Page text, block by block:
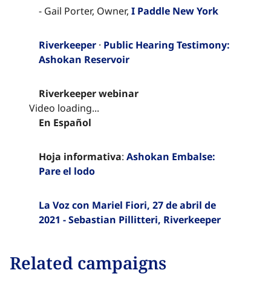
- Gail Porter, Owner, ​​​​‌ ‍ ​‍​‍‌‍ ‌ ​‍‌‍‍‌‌‍‌ ‌‍‍‌‌‍ ‍​‍​‍​ ‍‍​‍​‍‌ ​ ‌‍​‌‌‍ ‍‌‍‍‌‌ ‌​‌ ‍‌​‍ ‍‌‍‍‌‌‍ ​‍​‍​‍ ​​‍​‍‌‍‍​‌ ​‍‌‍‌‌‌‍‌‍​‍​‍​ ‍‍​‍​‍‌‍‍​‌ ‌​‌ ‌​‌ ​​‌ ​ ​ ‍‍​‍ ​‍ ‌‍​ ‌‍ ‌‌ ​ ​‍ ‍‌‍ ‌‌‍​‌‌‍‍‌‌‍ ‍​‍ ‍​ ​‍​ ​​​ ​‍​ ‌​‌ ​‍‌‍‌‌‌‍‌​‌‍‌‌‌ ​ ‌‍‍‌‌‍‌ ‌‍ ‍​‍ ‍‌ ​‍‌‍‍‌‌ ‌‍‌‍‌‌‌ ​‍‌‍‍ ‌‍‌‌‌‍‌‌‌ ​​‌‍‌‌‌ ​‍​‍ ‍‌‍ ‌ ​‍‌‍‌ ​‍ ‌‍‍‌‌‍ ‍‌ ‌​‌‍‌‌‌‍ ‍‌ ‌​​‍ ‌‍‌‌‌‍‌​‌‍‍‌‌ ‌​​‍ ‌‍ ‌‌‍ ‌‍‌​‌‍‌‌​ ‌‌ ​​‌ ​‍‌‍‌‌‌ ​ ‌‍‌‌‌‍ ‍‌ ‌​‌‍​‌‌ ‌​‌‍‍‌‌‍ ‌‍ ‍​ ‍ ‌‍‍‌‌‍‌​​ ‌​ ‌ ​ ​‌​ ​‌​ ​‌​ ​ ‌‍​‌​ ​​​ ​ ​‍ ‌​ ​‌​ ‌​​ ‌‌‌‍​ ​‍ ‌​ ‌​‌‍​‍​ ‌‌​ ‌ ​‍ ‌‌‍​‍​ ​​​ ‌‍‌‍​ ​‍ ‌​ ​​​ ‌ ​ ‌‌​ ​​​ ‍‌​ ​ ​ ​‍‌‍‌‍​ ​​​ ‍‌​ ​‌‌‍​‌​ ‍ ‌ ‌​‌ ‍‌‌ ​​‌‍‌‌​ ‌‌‍​‌‌ ​‍‌ ‌​‌‍‍‌‌‍​ ‌‍ ​‌‍‌‌​ ‍ ‌ ​​‌‍​‌‌ ‌​‌‍‍​​ ‌‌‍​ ‌‍ ‌‍ ‍‌ ‌​‌‍‌‌‌‍ ‍‌ ‌​​‍‌‌​ ‌‌‌​​‍‌‌ ‌‍‍ ‌‍‌‌‌ ‍‌​‍‌‌​ ​ ‌​‌​​‍‌‌​ ​ ‌​‌​​‍‌‌​ ​‍​ ​‍‌‍‌‌‌‍​ ​ ‍​​ ‌ ‌‍​‌​ ​‍‌‍‌​​ ​ ​ ‌​​ ‍‌​ ‌ ​ ‍​​‍‌‌​ ​‍​ ​‍​‍‌‌​ ‌‌‌​‌​​‍ ‍‌‍​ ‌‍‍​‌‍‍‌‌‍ ​‌‍‌​‌ ​‍‌‍‌‌‌‍ ‍​‍‌‌​ ‌‌‌​​‍‌‌ ‌‍‍ ‌‍‌‌‌ ‍‌​‍‌‌​ ​ ‌​‌​​‍‌‌​ ​ ‌​‌​​‍‌‌​ ​‍​ ​‍‌‍‌‌‌‍​ ​ ‍​​ ‌ ‌‍​‌​ ​‍‌‍‌​​ ​ ​ ‌​​ ‍‌​ ‌ ​ ‍​​ ​​​‍‌‌​ ​‍​ ​‍​‍‌‌​ ‌‌‌​‌​​‍ ‍‌ ‌​‌‍‌‌‌ ‍​‌ ‌​​ ‌‍​‍‌‍​‌‌ ​ ‌‍‌‌‌‌‌‌‌ ​‍‌‍ ​​ ‌‌‍‍​‌ ‌​‌ ‌​‌ ​​‌ ​ ​‍‌‌​ ​ ‌​​‌​‍‌‌​ ​‍‌​‌‍​‍‌‌​ ​‍‌​‌‍‌‍​ ‌‍ ‌‌ ​ ​‍ ‍‌‍ ‌‌‍​‌‌‍‍‌‌‍ ‍​‍ ‍​ ​‍​ ​​​ ​‍​ ‌​‌ ​‍‌‍‌‌‌‍‌​‌‍‌‌‌ ​ ‌‍‍‌‌‍‌ ‌‍ ‍​‍ ‍‌ ​‍‌‍‍‌‌ ‌‍‌‍‌‌‌ ​‍‌‍‍ ‌‍‌‌‌‍‌‌‌ ​​‌‍‌‌‌ ​‍​‍ ‍‌‍ ‌ ​‍‌‍‌ ​‍‌‍‌‍‍‌‌‍‌​​ ‌​ ‌ ​ ​‌​ ​‌​ ​‌​ ​ ‌‍​‌​ ​​​ ​ ​‍ ‌​ ​‌​ ‌​​ ‌‌‌‍​ ​‍ ‌​ ‌​‌‍​‍​ ‌‌​ ‌ ​‍ ‌‌‍​‍​ ​​​ ‌‍‌‍​ ​‍ ‌​ ​​​ ‌ ​ ‌‌​ ​​​ ‍‌​ ​ ​ ​‍‌‍‌‍​ ​​​ ‍‌​ ​‌‌‍​‌​‍‌‍‌ ‌​‌ ‍‌‌ ​​‌‍‌‌​ ‌‌‍​‌‌ ​‍‌ ‌​‌‍‍‌‌‍​ ‌‍ ​‌‍‌‌​‍‌‍‌ ​​‌‍​‌‌ ‌​‌‍‍​​ ‌‌‍​ ‌‍ ‌‍ ‍‌ ‌​‌‍‌‌‌‍ ‍‌ ‌​​‍‌‌​ ‌‌‌​​‍‌‌ ‌‍‍ ‌‍‌‌‌ ‍‌​‍‌‌​ ​ ‌​‌​​‍‌‌​ ​ ‌​‌​​‍‌‌​ ​‍​ ​‍‌‍‌‌‌‍​ ​ ‍​​ ‌ ‌‍​‌​ ​‍‌‍‌​​ ​ ​ ‌​​ ‍‌​ ‌ ​ ‍​​‍‌‌​ ​‍​ ​‍​‍‌‌​ ‌‌‌​‌​​‍ ‍‌‍​ ‌‍‍​‌‍‍‌‌‍ ​‌‍‌​‌ ​‍‌‍‌‌‌‍ ‍​‍‌‌​ ‌‌‌​​‍‌‌ ‌‍‍ ‌‍‌‌‌ ‍‌​‍‌‌​ ​ ‌​‌​​‍‌‌​ ​ ‌​‌​​‍‌‌​ ​‍​ ​‍‌‍‌‌‌‍​ ​ ‍​​ ‌ ‌‍​‌​ ​‍‌‍‌​​ ​ ​ ‌​​ ‍‌​ ‌ ​ ‍​​ ​​​‍‌‌​ ​‍​ ​‍​‍‌‌​ ‌‌‌​‌​​‍ ‍‌ ‌​‌‍‌‌‌ ‍​‌ ‌​​‍‌‍‌ ​​‌‍‌‌‌ ​‍‌ ​ ‌ ​​‌‍‌‌‌‍​ ‌ ‌​‌‍‍‌‌ ‌‍‌‍‌‌​ ‌‌ ​​‌ ‌‌‌‍​‍‌‍ ​‌‍‍‌‌ ​ ‌‍‍​‌‍‌‌‌‍‌​​‍​‍‌ ‌ I Paddle New York​​​​‌ ‍ ​‍​‍‌‍ ‌ ​‍‌‍‍‌‌‍‌ ‌‍‍‌‌‍ ‍​‍​‍​ ‍‍​‍​‍‌ ​ ‌‍​‌‌‍ ‍‌‍‍‌‌ ‌​‌ ‍‌​‍ ‍‌‍‍‌‌‍ ​‍​‍​‍ ​​‍​‍‌‍‍​‌ ​‍‌‍‌‌‌‍‌‍​‍​‍​ ‍‍​‍​‍‌‍‍​‌ ‌​‌ ‌​‌ ​​‌ ​ ​ ‍‍​‍ ​‍ ‌‍​ ‌‍ ‌‌ ​ ​‍ ‍‌‍ ‌‌‍​‌‌‍‍‌‌‍ ‍​‍ ‍​ ​‍​ ​​​ ​‍​ ‌​‌ ​‍‌‍‌‌‌‍‌​‌‍‌‌‌ ​ ‌‍‍‌‌‍‌ ‌‍ ‍​‍ ‍‌ ​‍‌‍‍‌‌ ‌‍‌‍‌‌‌ ​‍‌‍‍ ‌‍‌‌‌‍‌‌‌ ​​‌‍‌‌‌ ​‍​‍ ‍‌‍ ‌ ​‍‌‍‌ ​‍ ‌‍‍‌‌‍ ‍‌ ‌​‌‍‌‌‌‍ ‍‌ ‌​​‍ ‌‍‌‌‌‍‌​‌‍‍‌‌ ‌​​‍ ‌‍ ‌‌‍ ‌‍‌​‌‍‌‌​ ‌‌ ​​‌ ​‍‌‍‌‌‌ ​ ‌‍‌‌‌‍ ‍‌ ‌​‌‍​‌‌ ‌​‌‍‍‌‌‍ ‌‍ ‍​ ‍ ‌‍‍‌‌‍‌​​ ‌​ ‌ ​ ​‌​ ​‌​ ​‌​ ​ ‌‍​‌​ ​​​ ​ ​‍ ‌​ ​‌​ ‌​​ ‌‌‌‍​ ​‍ ‌​ ‌​‌‍​‍​ ‌‌​ ‌ ​‍ ‌‌‍​‍​ ​​​ ‌‍‌‍​ ​‍ ‌​ ​​​ ‌ ​ ‌‌​ ​​​ ‍‌​ ​ ​ ​‍‌‍‌‍​ ​​​ ‍‌​ ​‌‌‍​‌​ ‍ ‌ ‌​‌ ‍‌‌ ​​‌‍‌‌​ ‌‌‍​‌‌ ​‍‌ ‌​‌‍‍‌‌‍​ ‌‍ ​‌‍‌‌​ ‍ ‌ ​​‌‍​‌‌ ‌​‌‍‍​​ ‌‌‍​ ‌‍ ‌‍ ‍‌ ‌​‌‍‌‌‌‍ ‍‌ ‌​​‍‌‌​ ‌‌‌​​‍‌‌ ‌‍‍ ‌‍‌‌‌ ‍‌​‍‌‌​ ​ ‌​‌​​‍‌‌​ ​ ‌​‌​​‍‌‌​ ​‍​ ​‍‌‍‌‌‌‍​ ​ ‍​​ ‌ ‌‍​‌​ ​‍‌‍‌​​ ​ ​ ‌​​ ‍‌​ ‌ ​ ‍​​‍‌‌​ ​‍​ ​‍​‍‌‌​ ‌‌‌​‌​​‍ ‍‌‍​ ‌‍‍​‌‍‍‌‌‍ ​‌‍‌​‌ ​‍‌‍‌‌‌‍ ‍​‍‌‌​ ‌‌‌​​‍‌‌ ‌‍‍ ‌‍‌‌‌ ‍‌​‍‌‌​ ​ ‌​‌​​‍‌‌​ ​ ‌​‌​​‍‌‌​ ​‍​ ​‍‌‍‌‌‌‍​ ​ ‍​​ ‌ ‌‍​‌​ ​‍‌‍‌​​ ​ ​ ‌​​ ‍‌​ ‌ ​ ‍​​ ​‌​‍‌‌​ ​‍​ ​‍​‍‌‌​ ‌‌‌​‌​​‍ ‍‌ ‌​‌‍‌‌‌ ‍​‌ ‌​​ ‌‍​‍‌‍​‌‌ ​ ‌‍‌‌‌‌‌‌‌ ​‍‌‍ ​​ ‌‌‍‍​‌ ‌​‌ ‌​‌ ​​‌ ​ ​‍‌‌​ ​ ‌​​‌​‍‌‌​ ​‍‌​‌‍​‍‌‌​ ​‍‌​‌‍‌‍​ ‌‍ ‌‌ ​ ​‍ ‍‌‍ ‌‌‍​‌‌‍‍‌‌‍ ‍​‍ ‍​ ​‍​ ​​​ ​‍​ ‌​‌ ​‍‌‍‌‌‌‍‌​‌‍‌‌‌ ​ ‌‍‍‌‌‍‌ ‌‍ ‍​‍ ‍‌ ​‍‌‍‍‌‌ ‌‍‌‍‌‌‌ ​‍‌‍‍ ‌‍‌‌‌‍‌‌‌ ​​‌‍‌‌‌ ​‍​‍ ‍‌‍ ‌ ​‍‌‍‌ ​‍‌‍‌‍‍‌‌‍‌​​ ‌​ ‌ ​ ​‌​ ​‌​ ​‌​ ​ ‌‍​‌​ ​​​ ​ ​‍ ‌​ ​‌​ ‌​​ ‌‌‌‍​ ​‍ ‌​ ‌​‌‍​‍​ ‌‌​ ‌ ​‍ ‌‌‍​‍​ ​​​ ‌‍‌‍​ ​‍ ‌​ ​​​ ‌ ​ ‌‌​ ​​​ ‍‌​ ​ ​ ​‍‌‍‌‍​ ​​​ ‍‌​ ​‌‌‍​‌​‍‌‍‌ ‌​‌ ‍‌‌ ​​‌‍‌‌​ ‌‌‍​‌‌ ​‍‌ ‌​‌‍‍‌‌‍​ ‌‍ ​‌‍‌‌​‍‌‍‌ ​​‌‍​‌‌ ‌​‌‍‍​​ ‌‌‍​ ‌‍ ‌‍ ‍‌ ‌​‌‍‌‌‌‍ ‍‌ ‌​​‍‌‌​ ‌‌‌​​‍‌‌ ‌‍‍ ‌‍‌‌‌ ‍‌​‍‌‌​ ​ ‌​‌​​‍‌‌​ ​ ‌​‌​​‍‌‌​ ​‍​ ​‍‌‍‌‌‌‍​ ​ ‍​​ ‌ ‌‍​‌​ ​‍‌‍‌​​ ​ ​ ‌​​ ‍‌​ ‌ ​ ‍​​‍‌‌​ ​‍​ ​‍​‍‌‌​ ‌‌‌​‌​​‍ ‍‌‍​ ‌‍‍​‌‍‍‌‌‍ ​‌‍‌​‌ ​‍‌‍‌‌‌‍ ‍​‍‌‌​ ‌‌‌​​‍‌‌ ‌‍‍ ‌‍‌‌‌ ‍‌​‍‌‌​ ​ ‌​‌​​‍‌‌​ ​ ‌​‌​​‍‌‌​ ​‍​ ​‍‌‍‌‌‌‍​ ​ ‍​​ ‌ ‌‍​‌​ ​‍‌‍‌​​ ​ ​ ‌​​ ‍‌​ ‌ ​ ‍​​ ​‌​‍‌‌​ ​‍​ ​‍​‍‌‌​ ‌‌‌​‌​​‍ ‍‌ ‌​‌‍‌‌‌ ‍​‌ ‌​​‍‌‍‌ ​​‌‍‌‌‌ ​‍‌ ​ ‌ ​​‌‍‌‌‌‍​ ‌ ‌​‌‍‍‌‌ ‌‍‌‍‌‌​ ‌‌ ​​‌ ‌‌‌‍​‍‌‍ ​‌‍‍‌‌ ​ ‌‍‍​‌‍‌‌‌‍‌​​‍​‍‌ ‌
Riverkeeper​​​​‌ ‍ ​‍​‍‌‍ ‌ ​‍‌‍‍‌‌‍‌ ‌‍‍‌‌‍ ‍​‍​‍​ ‍‍​‍​‍‌ ​ ‌‍​‌‌‍ ‍‌‍‍‌‌ ‌​‌ ‍‌​‍ ‍‌‍‍‌‌‍ ​‍​‍​‍ ​​‍​‍‌‍‍​‌ ​‍‌‍‌‌‌‍‌‍​‍​‍​ ‍‍​‍​‍‌‍‍​‌ ‌​‌ ‌​‌ ​​‌ ​ ​ ‍‍​‍ ​‍ ‌‍​ ‌‍ ‌‌ ​ ​‍ ‍‌‍ ‌‌‍​‌‌‍‍‌‌‍ ‍​‍ ‍​ ​‍​ ​​​ ​‍​ ‌​‌ ​‍‌‍‌‌‌‍‌​‌‍‌‌‌ ​ ‌‍‍‌‌‍‌ ‌‍ ‍​‍ ‍‌ ​‍‌‍‍‌‌ ‌‍‌‍‌‌‌ ​‍‌‍‍ ‌‍‌‌‌‍‌‌‌ ​​‌‍‌‌‌ ​‍​‍ ‍‌‍ ‌ ​‍‌‍‌ ​‍ ‌‍‍‌‌‍ ‍‌ ‌​‌‍‌‌‌‍ ‍‌ ‌​​‍ ‌‍‌‌‌‍‌​‌‍‍‌‌ ‌​​‍ ‌‍ ‌‌‍ ‌‍‌​‌‍‌‌​ ‌‌ ​​‌ ​‍‌‍‌‌‌ ​ ‌‍‌‌‌‍ ‍‌ ‌​‌‍​‌‌ ‌​‌‍‍‌‌‍ ‌‍ ‍​ ‍ ‌‍‍‌‌‍‌​​ ‌​ ‌ ​ ​‌​ ​‌​ ​‌​ ​ ‌‍​‌​ ​​​ ​ ​‍ ‌​ ​‌​ ‌​​ ‌‌‌‍​ ​‍ ‌​ ‌​‌‍​‍​ ‌‌​ ‌ ​‍ ‌‌‍​‍​ ​​​ ‌‍‌‍​ ​‍ ‌​ ​​​ ‌ ​ ‌‌​ ​​​ ‍‌​ ​ ​ ​‍‌‍‌‍​ ​​​ ‍‌​ ​‌‌‍​‌​ ‍ ‌ ‌​‌ ‍‌‌ ​​‌‍‌‌​ ‌‌‍​‌‌ ​‍‌ ‌​‌‍‍‌‌‍​ ‌‍ ​‌‍‌‌​ ‍ ‌ ​​‌‍​‌‌ ‌​‌‍‍​​ ‌‌‍​ ‌‍ ‌‍ ‍‌ ‌​‌‍‌‌‌‍ ‍‌ ‌​​‍‌‌​ ‌‌‌​​‍‌‌ ‌‍‍ ‌‍‌‌‌ ‍‌​‍‌‌​ ​ ‌​‌​​‍‌‌​ ​ ‌​‌​​‍‌‌​ ​‍​ ​‍​ ‍​​ ​ ‌‍‌​‌‍‌​‌‍‌‌‌‍‌‌​ ‍‌​ ‌‌​ ‍​​ ‍‌‌‍‌‌‌‍‌‌​‍‌‌​ ​‍​ ​‍​‍‌‌​ ‌‌‌​‌​​‍ ‍‌‍​ ‌‍‍​‌‍‍‌‌‍ ​‌‍‌​‌ ​‍‌‍‌‌‌‍ ‍​‍‌‌​ ‌‌‌​​‍‌‌ ‌‍‍ ‌‍‌‌‌ ‍‌​‍‌‌​ ​ ‌​‌​​‍‌‌​ ​ ‌​‌​​‍‌‌​ ​‍​ ​‍​ ‍​​ ​ ‌‍‌​‌‍‌​‌‍‌‌‌‍‌‌​ ‍‌​ ‌‌​ ‍​​ ‍‌‌‍‌‌‌‍‌‌​ ​​​‍‌‌​ ​‍​ ​‍​‍‌‌​ ‌‌‌​‌​​‍ ‍‌ ‌​‌‍‌‌‌ ‍​‌ ‌​​ ‌‍​‍‌‍​‌‌ ​ ‌‍‌‌‌‌‌‌‌ ​‍‌‍ ​​ ‌‌‍‍​‌ ‌​‌ ‌​‌ ​​‌ ​ ​‍‌‌​ ​ ‌​​‌​‍‌‌​ ​‍‌​‌‍​‍‌‌​ ​‍‌​‌‍‌‍​ ‌‍ ‌‌ ​ ​‍ ‍‌‍ ‌‌‍​‌‌‍‍‌‌‍ ‍​‍ ‍​ ​‍​ ​​​ ​‍​ ‌​‌ ​‍‌‍‌‌‌‍‌​‌‍‌‌‌ ​ ‌‍‍‌‌‍‌ ‌‍ ‍​‍ ‍‌ ​‍‌‍‍‌‌ ‌‍‌‍‌‌‌ ​‍‌‍‍ ‌‍‌‌‌‍‌‌‌ ​​‌‍‌‌‌ ​‍​‍ ‍‌‍ ‌ ​‍‌‍‌ ​‍‌‍‌‍‍‌‌‍‌​​ ‌​ ‌ ​ ​‌​ ​‌​ ​‌​ ​ ‌‍​‌​ ​​​ ​ ​‍ ‌​ ​‌​ ‌​​ ‌‌‌‍​ ​‍ ‌​ ‌​‌‍​‍​ ‌‌​ ‌ ​‍ ‌‌‍​‍​ ​​​ ‌‍‌‍​ ​‍ ‌​ ​​​ ‌ ​ ‌‌​ ​​​ ‍‌​ ​ ​ ​‍‌‍‌‍​ ​​​ ‍‌​ ​‌‌‍​‌​‍‌‍‌ ‌​‌ ‍‌‌ ​​‌‍‌‌​ ‌‌‍​‌‌ ​‍‌ ‌​‌‍‍‌‌‍​ ‌‍ ​‌‍‌‌​‍‌‍‌ ​​‌‍​‌‌ ‌​‌‍‍​​ ‌‌‍​ ‌‍ ‌‍ ‍‌ ‌​‌‍‌‌‌‍ ‍‌ ‌​​‍‌‌​ ‌‌‌​​‍‌‌ ‌‍‍ ‌‍‌‌‌ ‍‌​‍‌‌​ ​ ‌​‌​​‍‌‌​ ​ ‌​‌​​‍‌‌​ ​‍​ ​‍​ ‍​​ ​ ‌‍‌​‌‍‌​‌‍‌‌‌‍‌‌​ ‍‌​ ‌‌​ ‍​​ ‍‌‌‍‌‌‌‍‌‌​‍‌‌​ ​‍​ ​‍​‍‌‌​ ‌‌‌​‌​​‍ ‍‌‍​ ‌‍‍​‌‍‍‌‌‍ ​‌‍‌​‌ ​‍‌‍‌‌‌‍ ‍​‍‌‌​ ‌‌‌​​‍‌‌ ‌‍‍ ‌‍‌‌‌ ‍‌​‍‌‌​ ​ ‌​‌​​‍‌‌​ ​ ‌​‌​​‍‌‌​ ​‍​ ​‍​ ‍​​ ​ ‌‍‌​‌‍‌​‌‍‌‌‌‍‌‌​ ‍‌​ ‌‌​ ‍​​ ‍‌‌‍‌‌‌‍‌‌​ ​​​‍‌‌​ ​‍​ ​‍​‍‌‌​ ‌‌‌​‌​​‍ ‍‌ ‌​‌‍‌‌‌ ‍​‌ ‌​​‍‌‍‌ ​​‌‍‌‌‌ ​‍‌ ​ ‌ ​​‌‍‌‌‌‍​ ‌ ‌​‌‍‍‌‌ ‌‍‌‍‌‌​ ‌‌ ​​‌ ‌‌‌‍​‍‌‍ ​‌‍‍‌‌ ​ ‌‍‍​‌‍‌‌‌‍‌​​‍​‍‌ ‌ · ​​​​‌ ‍ ​‍​‍‌‍ ‌ ​‍‌‍‍‌‌‍‌ ‌‍‍‌‌‍ ‍​‍​‍​ ‍‍​‍​‍‌ ​ ‌‍​‌‌‍ ‍‌‍‍‌‌ ‌​‌ ‍‌​‍ ‍‌‍‍‌‌‍ ​‍​‍​‍ ​​‍​‍‌‍‍​‌ ​‍‌‍‌‌‌‍‌‍​‍​‍​ ‍‍​‍​‍‌‍‍​‌ ‌​‌ ‌​‌ ​​‌ ​ ​ ‍‍​‍ ​‍ ‌‍​ ‌‍ ‌‌ ​ ​‍ ‍‌‍ ‌‌‍​‌‌‍‍‌‌‍ ‍​‍ ‍​ ​‍​ ​​​ ​‍​ ‌​‌ ​‍‌‍‌‌‌‍‌​‌‍‌‌‌ ​ ‌‍‍‌‌‍‌ ‌‍ ‍​‍ ‍‌ ​‍‌‍‍‌‌ ‌‍‌‍‌‌‌ ​‍‌‍‍ ‌‍‌‌‌‍‌‌‌ ​​‌‍‌‌‌ ​‍​‍ ‍‌‍ ‌ ​‍‌‍‌ ​‍ ‌‍‍‌‌‍ ‍‌ ‌​‌‍‌‌‌‍ ‍‌ ‌​​‍ ‌‍‌‌‌‍‌​‌‍‍‌‌ ‌​​‍ ‌‍ ‌‌‍ ‌‍‌​‌‍‌‌​ ‌‌ ​​‌ ​‍‌‍‌‌‌ ​ ‌‍‌‌‌‍ ‍‌ ‌​‌‍​‌‌ ‌​‌‍‍‌‌‍ ‌‍ ‍​ ‍ ‌‍‍‌‌‍‌​​ ‌​ ‌ ​ ​‌​ ​‌​ ​‌​ ​ ‌‍​‌​ ​​​ ​ ​‍ ‌​ ​‌​ ‌​​ ‌‌‌‍​ ​‍ ‌​ ‌​‌‍​‍​ ‌‌​ ‌ ​‍ ‌‌‍​‍​ ​​​ ‌‍‌‍​ ​‍ ‌​ ​​​ ‌ ​ ‌‌​ ​​​ ‍‌​ ​ ​ ​‍‌‍‌‍​ ​​​ ‍‌​ ​‌‌‍​‌​ ‍ ‌ ‌​‌ ‍‌‌ ​​‌‍‌‌​ ‌‌‍​‌‌ ​‍‌ ‌​‌‍‍‌‌‍​ ‌‍ ​‌‍‌‌​ ‍ ‌ ​​‌‍​‌‌ ‌​‌‍‍​​ ‌‌‍​ ‌‍ ‌‍ ‍‌ ‌​‌‍‌‌‌‍ ‍‌ ‌​​‍‌‌​ ‌‌‌​​‍‌‌ ‌‍‍ ‌‍‌‌‌ ‍‌​‍‌‌​ ​ ‌​‌​​‍‌‌​ ​ ‌​‌​​‍‌‌​ ​‍​ ​‍​ ‍​​ ​ ‌‍‌​‌‍‌​‌‍‌‌‌‍‌‌​ ‍‌​ ‌‌​ ‍​​ ‍‌‌‍‌‌‌‍‌‌​‍‌‌​ ​‍​ ​‍​‍‌‌​ ‌‌‌​‌​​‍ ‍‌‍​ ‌‍‍​‌‍‍‌‌‍ ​‌‍‌​‌ ​‍‌‍‌‌‌‍ ‍​‍‌‌​ ‌‌‌​​‍‌‌ ‌‍‍ ‌‍‌‌‌ ‍‌​‍‌‌​ ​ ‌​‌​​‍‌‌​ ​ ‌​‌​​‍‌‌​ ​‍​ ​‍​ ‍​​ ​ ‌‍‌​‌‍‌​‌‍‌‌‌‍‌‌​ ‍‌​ ‌‌​ ‍​​ ‍‌‌‍‌‌‌‍‌‌​ ​‌​‍‌‌​ ​‍​ ​‍​‍‌‌​ ‌‌‌​‌​​‍ ‍‌ ‌​‌‍‌‌‌ ‍​‌ ‌​​ ‌‍​‍‌‍​‌‌ ​ ‌‍‌‌‌‌‌‌‌ ​‍‌‍ ​​ ‌‌‍‍​‌ ‌​‌ ‌​‌ ​​‌ ​ ​‍‌‌​ ​ ‌​​‌​‍‌‌​ ​‍‌​‌‍​‍‌‌​ ​‍‌​‌‍‌‍​ ‌‍ ‌‌ ​ ​‍ ‍‌‍ ‌‌‍​‌‌‍‍‌‌‍ ‍​‍ ‍​ ​‍​ ​​​ ​‍​ ‌​‌ ​‍‌‍‌‌‌‍‌​‌‍‌‌‌ ​ ‌‍‍‌‌‍‌ ‌‍ ‍​‍ ‍‌ ​‍‌‍‍‌‌ ‌‍‌‍‌‌‌ ​‍‌‍‍ ‌‍‌‌‌‍‌‌‌ ​​‌‍‌‌‌ ​‍​‍ ‍‌‍ ‌ ​‍‌‍‌ ​‍‌‍‌‍‍‌‌‍‌​​ ‌​ ‌ ​ ​‌​ ​‌​ ​‌​ ​ ‌‍​‌​ ​​​ ​ ​‍ ‌​ ​‌​ ‌​​ ‌‌‌‍​ ​‍ ‌​ ‌​‌‍​‍​ ‌‌​ ‌ ​‍ ‌‌‍​‍​ ​​​ ‌‍‌‍​ ​‍ ‌​ ​​​ ‌ ​ ‌‌​ ​​​ ‍‌​ ​ ​ ​‍‌‍‌‍​ ​​​ ‍‌​ ​‌‌‍​‌​‍‌‍‌ ‌​‌ ‍‌‌ ​​‌‍‌‌​ ‌‌‍​‌‌ ​‍‌ ‌​‌‍‍‌‌‍​ ‌‍ ​‌‍‌‌​‍‌‍‌ ​​‌‍​‌‌ ‌​‌‍‍​​ ‌‌‍​ ‌‍ ‌‍ ‍‌ ‌​‌‍‌‌‌‍ ‍‌ ‌​​‍‌‌​ ‌‌‌​​‍‌‌ ‌‍‍ ‌‍‌‌‌ ‍‌​‍‌‌​ ​ ‌​‌​​‍‌‌​ ​ ‌​‌​​‍‌‌​ ​‍​ ​‍​ ‍​​ ​ ‌‍‌​‌‍‌​‌‍‌‌‌‍‌‌​ ‍‌​ ‌‌​ ‍​​ ‍‌‌‍‌‌‌‍‌‌​‍‌‌​ ​‍​ ​‍​‍‌‌​ ‌‌‌​‌​​‍ ‍‌‍​ ‌‍‍​‌‍‍‌‌‍ ​‌‍‌​‌ ​‍‌‍‌‌‌‍ ‍​‍‌‌​ ‌‌‌​​‍‌‌ ‌‍‍ ‌‍‌‌‌ ‍‌​‍‌‌​ ​ ‌​‌​​‍‌‌​ ​ ‌​‌​​‍‌‌​ ​‍​ ​‍​ ‍​​ ​ ‌‍‌​‌‍‌​‌‍‌‌‌‍‌‌​ ‍‌​ ‌‌​ ‍​​ ‍‌‌‍‌‌‌‍‌‌​ ​‌​‍‌‌​ ​‍​ ​‍​‍‌‌​ ‌‌‌​‌​​‍ ‍‌ ‌​‌‍‌‌‌ ‍​‌ ‌​​‍‌‍‌ ​​‌‍‌‌‌ ​‍‌ ​ ‌ ​​‌‍‌‌‌‍​ ‌ ‌​‌‍‍‌‌ ‌‍‌‍‌‌​ ‌‌ ​​‌ ‌‌‌‍​‍‌‍ ​‌‍‍‌‌ ​ ‌‍‍​‌‍‌‌‌‍‌​​‍​‍‌ ‌ Public Hearing Testimony:
Ashokan Reservoir​​​​‌ ‍ ​‍​‍‌‍ ‌ ​‍‌‍‍‌‌‍‌ ‌‍‍‌‌‍ ‍​‍​‍​ ‍‍​‍​‍‌ ​ ‌‍​‌‌‍ ‍‌‍‍‌‌ ‌​‌ ‍‌​‍ ‍‌‍‍‌‌‍ ​‍​‍​‍ ​​‍​‍‌‍‍​‌ ​‍‌‍‌‌‌‍‌‍​‍​‍​ ‍‍​‍​‍‌‍‍​‌ ‌​‌ ‌​‌ ​​‌ ​ ​ ‍‍​‍ ​‍ ‌‍​ ‌‍ ‌‌ ​ ​‍ ‍‌‍ ‌‌‍​‌‌‍‍‌‌‍ ‍​‍ ‍​ ​‍​ ​​​ ​‍​ ‌​‌ ​‍‌‍‌‌‌‍‌​‌‍‌‌‌ ​ ‌‍‍‌‌‍‌ ‌‍ ‍​‍ ‍‌ ​‍‌‍‍‌‌ ‌‍‌‍‌‌‌ ​‍‌‍‍ ‌‍‌‌‌‍‌‌‌ ​​‌‍‌‌‌ ​‍​‍ ‍‌‍ ‌ ​‍‌‍‌ ​‍ ‌‍‍‌‌‍ ‍‌ ‌​‌‍‌‌‌‍ ‍‌ ‌​​‍ ‌‍‌‌‌‍‌​‌‍‍‌‌ ‌​​‍ ‌‍ ‌‌‍ ‌‍‌​‌‍‌‌​ ‌‌ ​​‌ ​‍‌‍‌‌‌ ​ ‌‍‌‌‌‍ ‍‌ ‌​‌‍​‌‌ ‌​‌‍‍‌‌‍ ‌‍ ‍​ ‍ ‌‍‍‌‌‍‌​​ ‌​ ‌ ​ ​‌​ ​‌​ ​‌​ ​ ‌‍​‌​ ​​​ ​ ​‍ ‌​ ​‌​ ‌​​ ‌‌‌‍​ ​‍ ‌​ ‌​‌‍​‍​ ‌‌​ ‌ ​‍ ‌‌‍​‍​ ​​​ ‌‍‌‍​ ​‍ ‌​ ​​​ ‌ ​ ‌‌​ ​​​ ‍‌​ ​ ​ ​‍‌‍‌‍​ ​​​ ‍‌​ ​‌‌‍​‌​ ‍ ‌ ‌​‌ ‍‌‌ ​​‌‍‌‌​ ‌‌‍​‌‌ ​‍‌ ‌​‌‍‍‌‌‍​ ‌‍ ​‌‍‌‌​ ‍ ‌ ​​‌‍​‌‌ ‌​‌‍‍​​ ‌‌‍​ ‌‍ ‌‍ ‍‌ ‌​‌‍‌‌‌‍ ‍‌ ‌​​‍‌‌​ ‌‌‌​​‍‌‌ ‌‍‍ ‌‍‌‌‌ ‍‌​‍‌‌​ ​ ‌​‌​​‍‌‌​ ​ ‌​‌​​‍‌‌​ ​‍​ ​‍​ ‍​​ ​ ‌‍‌​‌‍‌​‌‍‌‌‌‍‌‌​ ‍‌​ ‌‌​ ‍​​ ‍‌‌‍‌‌‌‍‌‌​‍‌‌​ ​‍​ ​‍​‍‌‌​ ‌‌‌​‌​​‍ ‍‌‍​ ‌‍‍​‌‍‍‌‌‍ ​‌‍‌​‌ ​‍‌‍‌‌‌‍ ‍​‍‌‌​ ‌‌‌​​‍‌‌ ‌‍‍ ‌‍‌‌‌ ‍‌​‍‌‌​ ​ ‌​‌​​‍‌‌​ ​ ‌​‌​​‍‌‌​ ​‍​ ​‍​ ‍​​ ​ ‌‍‌​‌‍‌​‌‍‌‌‌‍‌‌​ ‍‌​ ‌‌​ ‍​​ ‍‌‌‍‌‌‌‍‌‌​ ​‍​‍‌‌​ ​‍​ ​‍​‍‌‌​ ‌‌‌​‌​​‍ ‍‌ ‌​‌‍‌‌‌ ‍​‌ ‌​​ ‌‍​‍‌‍​‌‌ ​ ‌‍‌‌‌‌‌‌‌ ​‍‌‍ ​​ ‌‌‍‍​‌ ‌​‌ ‌​‌ ​​‌ ​ ​‍‌‌​ ​ ‌​​‌​‍‌‌​ ​‍‌​‌‍​‍‌‌​ ​‍‌​‌‍‌‍​ ‌‍ ‌‌ ​ ​‍ ‍‌‍ ‌‌‍​‌‌‍‍‌‌‍ ‍​‍ ‍​ ​‍​ ​​​ ​‍​ ‌​‌ ​‍‌‍‌‌‌‍‌​‌‍‌‌‌ ​ ‌‍‍‌‌‍‌ ‌‍ ‍​‍ ‍‌ ​‍‌‍‍‌‌ ‌‍‌‍‌‌‌ ​‍‌‍‍ ‌‍‌‌‌‍‌‌‌ ​​‌‍‌‌‌ ​‍​‍ ‍‌‍ ‌ ​‍‌‍‌ ​‍‌‍‌‍‍‌‌‍‌​​ ‌​ ‌ ​ ​‌​ ​‌​ ​‌​ ​ ‌‍​‌​ ​​​ ​ ​‍ ‌​ ​‌​ ‌​​ ‌‌‌‍​ ​‍ ‌​ ‌​‌‍​‍​ ‌‌​ ‌ ​‍ ‌‌‍​‍​ ​​​ ‌‍‌‍​ ​‍ ‌​ ​​​ ‌ ​ ‌‌​ ​​​ ‍‌​ ​ ​ ​‍‌‍‌‍​ ​​​ ‍‌​ ​‌‌‍​‌​‍‌‍‌ ‌​‌ ‍‌‌ ​​‌‍‌‌​ ‌‌‍​‌‌ ​‍‌ ‌​‌‍‍‌‌‍​ ‌‍ ​‌‍‌‌​‍‌‍‌ ​​‌‍​‌‌ ‌​‌‍‍​​ ‌‌‍​ ‌‍ ‌‍ ‍‌ ‌​‌‍‌‌‌‍ ‍‌ ‌​​‍‌‌​ ‌‌‌​​‍‌‌ ‌‍‍ ‌‍‌‌‌ ‍‌​‍‌‌​ ​ ‌​‌​​‍‌‌​ ​ ‌​‌​​‍‌‌​ ​‍​ ​‍​ ‍​​ ​ ‌‍‌​‌‍‌​‌‍‌‌‌‍‌‌​ ‍‌​ ‌‌​ ‍​​ ‍‌‌‍‌‌‌‍‌‌​‍‌‌​ ​‍​ ​‍​‍‌‌​ ‌‌‌​‌​​‍ ‍‌‍​ ‌‍‍​‌‍‍‌‌‍ ​‌‍‌​‌ ​‍‌‍‌‌‌‍ ‍​‍‌‌​ ‌‌‌​​‍‌‌ ‌‍‍ ‌‍‌‌‌ ‍‌​‍‌‌​ ​ ‌​‌​​‍‌‌​ ​ ‌​‌​​‍‌‌​ ​‍​ ​‍​ ‍​​ ​ ‌‍‌​‌‍‌​‌‍‌‌‌‍‌‌​ ‍‌​ ‌‌​ ‍​​ ‍‌‌‍‌‌‌‍‌‌​ ​‍​‍‌‌​ ​‍​ ​‍​‍‌‌​ ‌‌‌​‌​​‍ ‍‌ ‌​‌‍‌‌‌ ‍​‌ ‌​​‍‌‍‌ ​​‌‍‌‌‌ ​‍‌ ​ ‌ ​​‌‍‌‌‌‍​ ‌ ‌​‌‍‍‌‌ ‌‍‌‍‌‌​ ‌‌ ​​‌ ‌‌‌‍​‍‌‍ ​‌‍‍‌‌ ​ ‌‍‍​‌‍‌‌‌‍‌​​‍​‍‌ ‌
Riverkeeper webinar​​​​‌ ‍ ​‍​‍‌‍ ‌ ​‍‌‍‍‌‌‍‌ ‌‍‍‌‌‍ ‍​‍​‍​ ‍‍​‍​‍‌ ​ ‌‍​‌‌‍ ‍‌‍‍‌‌ ‌​‌ ‍‌​‍ ‍‌‍‍‌‌‍ ​‍​‍​‍ ​​‍​‍‌‍‍​‌ ​‍‌‍‌‌‌‍‌‍​‍​‍​ ‍‍​‍​‍‌‍‍​‌ ‌​‌ ‌​‌ ​​‌ ​ ​ ‍‍​‍ ​‍ ‌‍​ ‌‍ ‌‌ ​ ​‍ ‍‌‍ ‌‌‍​‌‌‍‍‌‌‍ ‍​‍ ‍​ ​‍​ ​​​ ​‍​ ‌​‌ ​‍‌‍‌‌‌‍‌​‌‍‌‌‌ ​ ‌‍‍‌‌‍‌ ‌‍ ‍​‍ ‍‌ ​‍‌‍‍‌‌ ‌‍‌‍‌‌‌ ​‍‌‍‍ ‌‍‌‌‌‍‌‌‌ ​​‌‍‌‌‌ ​‍​‍ ‍‌‍ ‌ ​‍‌‍‌ ​‍ ‌‍‍‌‌‍ ‍‌ ‌​‌‍‌‌‌‍ ‍‌ ‌​​‍ ‌‍‌‌‌‍‌​‌‍‍‌‌ ‌​​‍ ‌‍ ‌‌‍ ‌‍‌​‌‍‌‌​ ‌‌ ​​‌ ​‍‌‍‌‌‌ ​ ‌‍‌‌‌‍ ‍‌ ‌​‌‍​‌‌ ‌​‌‍‍‌‌‍ ‌‍ ‍​ ‍ ‌‍‍‌‌‍‌​​ ‌​ ‌ ​ ​‌​ ​‌​ ​‌​ ​ ‌‍​‌​ ​​​ ​ ​‍ ‌​ ​‌​ ‌​​ ‌‌‌‍​ ​‍ ‌​ ‌​‌‍​‍​ ‌‌​ ‌ ​‍ ‌‌‍​‍​ ​​​ ‌‍‌‍​ ​‍ ‌​ ​​​ ‌ ​ ‌‌​ ​​​ ‍‌​ ​ ​ ​‍‌‍‌‍​ ​​​ ‍‌​ ​‌‌‍​‌​ ‍ ‌ ‌​‌ ‍‌‌ ​​‌‍‌‌​ ‌‌‍​‌‌ ​‍‌ ‌​‌‍‍‌‌‍​ ‌‍ ​‌‍‌‌​ ‍ ‌ ​​‌‍​‌‌ ‌​‌‍‍​​ ‌‌‍​ ‌‍ ‌‍ ‍‌ ‌​‌‍‌‌‌‍ ‍‌ ‌​​‍‌‌​ ‌‌‌​​‍‌‌ ‌‍‍ ‌‍‌‌‌ ‍‌​‍‌‌​ ​ ‌​‌​​‍‌‌​ ​ ‌​‌​​‍‌‌​ ​‍​ ​‍‌‍​ ​ ​​​ ​‌​ ​ ​ ‍​‌‍‌‌‌‍​‍‌‍​ ​ ‍‌​ ‍‌​ ​​​ ​‍​‍‌‌​ ​‍​ ​‍​‍‌‌​ ‌‌‌​‌​​‍ ‍‌‍​ ‌‍‍​‌‍‍‌‌‍ ​‌‍‌​‌ ​‍‌‍‌‌‌‍ ‍​‍‌‌​ ‌‌‌​​‍‌‌ ‌‍‍ ‌‍‌‌‌ ‍‌​‍‌‌​ ​ ‌​‌​​‍‌‌​ ​ ‌​‌​​‍‌‌​ ​‍​ ​‍‌‍​ ​ ​​​ ​‌​ ​ ​ ‍​‌‍‌‌‌‍​‍‌‍​ ​ ‍‌​ ‍‌​ ​​​ ​‍​ ​​​‍‌‌​ ​‍​ ​‍​‍‌‌​ ‌‌‌​‌​​‍ ‍‌ ‌​‌‍‌‌‌ ‍​‌ ‌​​ ‌‍​‍‌‍​‌‌ ​ ‌‍‌‌‌‌‌‌‌ ​‍‌‍ ​​ ‌‌‍‍​‌ ‌​‌ ‌​‌ ​​‌ ​ ​‍‌‌​ ​ ‌​​‌​‍‌‌​ ​‍‌​‌‍​‍‌‌​ ​‍‌​‌‍‌‍​ ‌‍ ‌‌ ​ ​‍ ‍‌‍ ‌‌‍​‌‌‍‍‌‌‍ ‍​‍ ‍​ ​‍​ ​​​ ​‍​ ‌​‌ ​‍‌‍‌‌‌‍‌​‌‍‌‌‌ ​ ‌‍‍‌‌‍‌ ‌‍ ‍​‍ ‍‌ ​‍‌‍‍‌‌ ‌‍‌‍‌‌‌ ​‍‌‍‍ ‌‍‌‌‌‍‌‌‌ ​​‌‍‌‌‌ ​‍​‍ ‍‌‍ ‌ ​‍‌‍‌ ​‍‌‍‌‍‍‌‌‍‌​​ ‌​ ‌ ​ ​‌​ ​‌​ ​‌​ ​ ‌‍​‌​ ​​​ ​ ​‍ ‌​ ​‌​ ‌​​ ‌‌‌‍​ ​‍ ‌​ ‌​‌‍​‍​ ‌‌​ ‌ ​‍ ‌‌‍​‍​ ​​​ ‌‍‌‍​ ​‍ ‌​ ​​​ ‌ ​ ‌‌​ ​​​ ‍‌​ ​ ​ ​‍‌‍‌‍​ ​​​ ‍‌​ ​‌‌‍​‌​‍‌‍‌ ‌​‌ ‍‌‌ ​​‌‍‌‌​ ‌‌‍​‌‌ ​‍‌ ‌​‌‍‍‌‌‍​ ‌‍ ​‌‍‌‌​‍‌‍‌ ​​‌‍​‌‌ ‌​‌‍‍​​ ‌‌‍​ ‌‍ ‌‍ ‍‌ ‌​‌‍‌‌‌‍ ‍‌ ‌​​‍‌‌​ ‌‌‌​​‍‌‌ ‌‍‍ ‌‍‌‌‌ ‍‌​‍‌‌​ ​ ‌​‌​​‍‌‌​ ​ ‌​‌​​‍‌‌​ ​‍​ ​‍‌‍​ ​ ​​​ ​‌​ ​ ​ ‍​‌‍‌‌‌‍​‍‌‍​ ​ ‍‌​ ‍‌​ ​​​ ​‍​‍‌‌​ ​‍​ ​‍​‍‌‌​ ‌‌‌​‌​​‍ ‍‌‍​ ‌‍‍​‌‍‍‌‌‍ ​‌‍‌​‌ ​‍‌‍‌‌‌‍ ‍​‍‌‌​ ‌‌‌​​‍‌‌ ‌‍‍ ‌‍‌‌‌ ‍‌​‍‌‌​ ​ ‌​‌​​‍‌‌​ ​ ‌​‌​​‍‌‌​ ​‍​ ​‍‌‍​ ​ ​​​ ​‌​ ​ ​ ‍​‌‍‌‌‌‍​‍‌‍​ ​ ‍‌​ ‍‌​ ​​​ ​‍​ ​​​‍‌‌​ ​‍​ ​‍​‍‌‌​ ‌‌‌​‌​​‍ ‍‌ ‌​‌‍‌‌‌ ‍​‌ ‌​​‍‌‍‌ ​​‌‍‌‌‌ ​‍‌ ​ ‌ ​​‌‍‌‌‌‍​ ‌ ‌​‌‍‍‌‌ ‌‍‌‍‌‌​ ‌‌ ​​‌ ‌‌‌‍​‍‌‍ ​‌‍‍‌‌ ​ ‌‍‍​‌‍‌‌‌‍‌​​‍​‍‌ ‌
Video loading...
En Español​​​​‌ ‍ ​‍​‍‌‍ ‌ ​‍‌‍‍‌‌‍‌ ‌‍‍‌‌‍ ‍​‍​‍​ ‍‍​‍​‍‌ ​ ‌‍​‌‌‍ ‍‌‍‍‌‌ ‌​‌ ‍‌​‍ ‍‌‍‍‌‌‍ ​‍​‍​‍ ​​‍​‍‌‍‍​‌ ​‍‌‍‌‌‌‍‌‍​‍​‍​ ‍‍​‍​‍‌‍‍​‌ ‌​‌ ‌​‌ ​​‌ ​ ​ ‍‍​‍ ​‍ ‌‍​ ‌‍ ‌‌ ​ ​‍ ‍‌‍ ‌‌‍​‌‌‍‍‌‌‍ ‍​‍ ‍​ ​‍​ ​​​ ​‍​ ‌​‌ ​‍‌‍‌‌‌‍‌​‌‍‌‌‌ ​ ‌‍‍‌‌‍‌ ‌‍ ‍​‍ ‍‌ ​‍‌‍‍‌‌ ‌‍‌‍‌‌‌ ​‍‌‍‍ ‌‍‌‌‌‍‌‌‌ ​​‌‍‌‌‌ ​‍​‍ ‍‌‍ ‌ ​‍‌‍‌ ​‍ ‌‍‍‌‌‍ ‍‌ ‌​‌‍‌‌‌‍ ‍‌ ‌​​‍ ‌‍‌‌‌‍‌​‌‍‍‌‌ ‌​​‍ ‌‍ ‌‌‍ ‌‍‌​‌‍‌‌​ ‌‌ ​​‌ ​‍‌‍‌‌‌ ​ ‌‍‌‌‌‍ ‍‌ ‌​‌‍​‌‌ ‌​‌‍‍‌‌‍ ‌‍ ‍​ ‍ ‌‍‍‌‌‍‌​​ ‌​ ‌ ​ ​‌​ ​‌​ ​‌​ ​ ‌‍​‌​ ​​​ ​ ​‍ ‌​ ​‌​ ‌​​ ‌‌‌‍​ ​‍ ‌​ ‌​‌‍​‍​ ‌‌​ ‌ ​‍ ‌‌‍​‍​ ​​​ ‌‍‌‍​ ​‍ ‌​ ​​​ ‌ ​ ‌‌​ ​​​ ‍‌​ ​ ​ ​‍‌‍‌‍​ ​​​ ‍‌​ ​‌‌‍​‌​ ‍ ‌ ‌​‌ ‍‌‌ ​​‌‍‌‌​ ‌‌‍​‌‌ ​‍‌ ‌​‌‍‍‌‌‍​ ‌‍ ​‌‍‌‌​ ‍ ‌ ​​‌‍​‌‌ ‌​‌‍‍​​ ‌‌‍​ ‌‍ ‌‍ ‍‌ ‌​‌‍‌‌‌‍ ‍‌ ‌​​‍‌‌​ ‌‌‌​​‍‌‌ ‌‍‍ ‌‍‌‌‌ ‍‌​‍‌‌​ ​ ‌​‌​​‍‌‌​ ​ ‌​‌​​‍‌‌​ ​‍​ ​‍​ ‍‌‌‍‌‌​ ‌ ‌‍‌​​ ​ ​ ​‌‌‍​ ‌‍​ ​ ​‌‌‍​‌​ ‍​​ ‌ ​‍‌‌​ ​‍​ ​‍​‍‌‌​ ‌‌‌​‌​​‍ ‍‌‍​ ‌‍‍​‌‍‍‌‌‍ ​‌‍‌​‌ ​‍‌‍‌‌‌‍ ‍​‍‌‌​ ‌‌‌​​‍‌‌ ‌‍‍ ‌‍‌‌‌ ‍‌​‍‌‌​ ​ ‌​‌​​‍‌‌​ ​ ‌​‌​​‍‌‌​ ​‍​ ​‍​ ‍‌‌‍‌‌​ ‌ ‌‍‌​​ ​ ​ ​‌‌‍​ ‌‍​ ​ ​‌‌‍​‌​ ‍​​ ‌ ​ ​​​‍‌‌​ ​‍​ ​‍​‍‌‌​ ‌‌‌​‌​​‍ ‍‌ ‌​‌‍‌‌‌ ‍​‌ ‌​​ ‌‍​‍‌‍​‌‌ ​ ‌‍‌‌‌‌‌‌‌ ​‍‌‍ ​​ ‌‌‍‍​‌ ‌​‌ ‌​‌ ​​‌ ​ ​‍‌‌​ ​ ‌​​‌​‍‌‌​ ​‍‌​‌‍​‍‌‌​ ​‍‌​‌‍‌‍​ ‌‍ ‌‌ ​ ​‍ ‍‌‍ ‌‌‍​‌‌‍‍‌‌‍ ‍​‍ ‍​ ​‍​ ​​​ ​‍​ ‌​‌ ​‍‌‍‌‌‌‍‌​‌‍‌‌‌ ​ ‌‍‍‌‌‍‌ ‌‍ ‍​‍ ‍‌ ​‍‌‍‍‌‌ ‌‍‌‍‌‌‌ ​‍‌‍‍ ‌‍‌‌‌‍‌‌‌ ​​‌‍‌‌‌ ​‍​‍ ‍‌‍ ‌ ​‍‌‍‌ ​‍‌‍‌‍‍‌‌‍‌​​ ‌​ ‌ ​ ​‌​ ​‌​ ​‌​ ​ ‌‍​‌​ ​​​ ​ ​‍ ‌​ ​‌​ ‌​​ ‌‌‌‍​ ​‍ ‌​ ‌​‌‍​‍​ ‌‌​ ‌ ​‍ ‌‌‍​‍​ ​​​ ‌‍‌‍​ ​‍ ‌​ ​​​ ‌ ​ ‌‌​ ​​​ ‍‌​ ​ ​ ​‍‌‍‌‍​ ​​​ ‍‌​ ​‌‌‍​‌​‍‌‍‌ ‌​‌ ‍‌‌ ​​‌‍‌‌​ ‌‌‍​‌‌ ​‍‌ ‌​‌‍‍‌‌‍​ ‌‍ ​‌‍‌‌​‍‌‍‌ ​​‌‍​‌‌ ‌​‌‍‍​​ ‌‌‍​ ‌‍ ‌‍ ‍‌ ‌​‌‍‌‌‌‍ ‍‌ ‌​​‍‌‌​ ‌‌‌​​‍‌‌ ‌‍‍ ‌‍‌‌‌ ‍‌​‍‌‌​ ​ ‌​‌​​‍‌‌​ ​ ‌​‌​​‍‌‌​ ​‍​ ​‍​ ‍‌‌‍‌‌​ ‌ ‌‍‌​​ ​ ​ ​‌‌‍​ ‌‍​ ​ ​‌‌‍​‌​ ‍​​ ‌ ​‍‌‌​ ​‍​ ​‍​‍‌‌​ ‌‌‌​‌​​‍ ‍‌‍​ ‌‍‍​‌‍‍‌‌‍ ​‌‍‌​‌ ​‍‌‍‌‌‌‍ ‍​‍‌‌​ ‌‌‌​​‍‌‌ ‌‍‍ ‌‍‌‌‌ ‍‌​‍‌‌​ ​ ‌​‌​​‍‌‌​ ​ ‌​‌​​‍‌‌​ ​‍​ ​‍​ ‍‌‌‍‌‌​ ‌ ‌‍‌​​ ​ ​ ​‌‌‍​ ‌‍​ ​ ​‌‌‍​‌​ ‍​​ ‌ ​ ​​​‍‌‌​ ​‍​ ​‍​‍‌‌​ ‌‌‌​‌​​‍ ‍‌ ‌​‌‍‌‌‌ ‍​‌ ‌​​‍‌‍‌ ​​‌‍‌‌‌ ​‍‌ ​ ‌ ​​‌‍‌‌‌‍​ ‌ ‌​‌‍‍‌‌ ‌‍‌‍‌‌​ ‌‌ ​​‌ ‌‌‌‍​‍‌‍ ​‌‍‍‌‌ ​ ‌‍‍​‌‍‌‌‌‍‌​​‍​‍‌ ‌
Hoja informativa​​​​‌ ‍ ​‍​‍‌‍ ‌ ​‍‌‍‍‌‌‍‌ ‌‍‍‌‌‍ ‍​‍​‍​ ‍‍​‍​‍‌ ​ ‌‍​‌‌‍ ‍‌‍‍‌‌ ‌​‌ ‍‌​‍ ‍‌‍‍‌‌‍ ​‍​‍​‍ ​​‍​‍‌‍‍​‌ ​‍‌‍‌‌‌‍‌‍​‍​‍​ ‍‍​‍​‍‌‍‍​‌ ‌​‌ ‌​‌ ​​‌ ​ ​ ‍‍​‍ ​‍ ‌‍​ ‌‍ ‌‌ ​ ​‍ ‍‌‍ ‌‌‍​‌‌‍‍‌‌‍ ‍​‍ ‍​ ​‍​ ​​​ ​‍​ ‌​‌ ​‍‌‍‌‌‌‍‌​‌‍‌‌‌ ​ ‌‍‍‌‌‍‌ ‌‍ ‍​‍ ‍‌ ​‍‌‍‍‌‌ ‌‍‌‍‌‌‌ ​‍‌‍‍ ‌‍‌‌‌‍‌‌‌ ​​‌‍‌‌‌ ​‍​‍ ‍‌‍ ‌ ​‍‌‍‌ ​‍ ‌‍‍‌‌‍ ‍‌ ‌​‌‍‌‌‌‍ ‍‌ ‌​​‍ ‌‍‌‌‌‍‌​‌‍‍‌‌ ‌​​‍ ‌‍ ‌‌‍ ‌‍‌​‌‍‌‌​ ‌‌ ​​‌ ​‍‌‍‌‌‌ ​ ‌‍‌‌‌‍ ‍‌ ‌​‌‍​‌‌ ‌​‌‍‍‌‌‍ ‌‍ ‍​ ‍ ‌‍‍‌‌‍‌​​ ‌​ ‌ ​ ​‌​ ​‌​ ​‌​ ​ ‌‍​‌​ ​​​ ​ ​‍ ‌​ ​‌​ ‌​​ ‌‌‌‍​ ​‍ ‌​ ‌​‌‍​‍​ ‌‌​ ‌ ​‍ ‌‌‍​‍​ ​​​ ‌‍‌‍​ ​‍ ‌​ ​​​ ‌ ​ ‌‌​ ​​​ ‍‌​ ​ ​ ​‍‌‍‌‍​ ​​​ ‍‌​ ​‌‌‍​‌​ ‍ ‌ ‌​‌ ‍‌‌ ​​‌‍‌‌​ ‌‌‍​‌‌ ​‍‌ ‌​‌‍‍‌‌‍​ ‌‍ ​‌‍‌‌​ ‍ ‌ ​​‌‍​‌‌ ‌​‌‍‍​​ ‌‌‍​ ‌‍ ‌‍ ‍‌ ‌​‌‍‌‌‌‍ ‍‌ ‌​​‍‌‌​ ‌‌‌​​‍‌‌ ‌‍‍ ‌‍‌‌‌ ‍‌​‍‌‌​ ​ ‌​‌​​‍‌‌​ ​ ‌​‌​​‍‌‌​ ​‍​ ​‍‌‍‌​​ ​‌​ ​ ​ ​ ‌‍​‌​ ​‌‌‍​‌‌‍​‍​ ​‍​ ​ ‌‍‌‌‌‍‌​​‍‌‌​ ​‍​ ​‍​‍‌‌​ ‌‌‌​‌​​‍ ‍‌‍​ ‌‍‍​‌‍‍‌‌‍ ​‌‍‌​‌ ​‍‌‍‌‌‌‍ ‍​‍‌‌​ ‌‌‌​​‍‌‌ ‌‍‍ ‌‍‌‌‌ ‍‌​‍‌‌​ ​ ‌​‌​​‍‌‌​ ​ ‌​‌​​‍‌‌​ ​‍​ ​‍‌‍‌​​ ​‌​ ​ ​ ​ ‌‍​‌​ ​‌‌‍​‌‌‍​‍​ ​‍​ ​ ‌‍‌‌‌‍‌​​ ​​​‍‌‌​ ​‍​ ​‍​‍‌‌​ ‌‌‌​‌​​‍ ‍‌ ‌​‌‍‌‌‌ ‍​‌ ‌​​ ‌‍​‍‌‍​‌‌ ​ ‌‍‌‌‌‌‌‌‌ ​‍‌‍ ​​ ‌‌‍‍​‌ ‌​‌ ‌​‌ ​​‌ ​ ​‍‌‌​ ​ ‌​​‌​‍‌‌​ ​‍‌​‌‍​‍‌‌​ ​‍‌​‌‍‌‍​ ‌‍ ‌‌ ​ ​‍ ‍‌‍ ‌‌‍​‌‌‍‍‌‌‍ ‍​‍ ‍​ ​‍​ ​​​ ​‍​ ‌​‌ ​‍‌‍‌‌‌‍‌​‌‍‌‌‌ ​ ‌‍‍‌‌‍‌ ‌‍ ‍​‍ ‍‌ ​‍‌‍‍‌‌ ‌‍‌‍‌‌‌ ​‍‌‍‍ ‌‍‌‌‌‍‌‌‌ ​​‌‍‌‌‌ ​‍​‍ ‍‌‍ ‌ ​‍‌‍‌ ​‍‌‍‌‍‍‌‌‍‌​​ ‌​ ‌ ​ ​‌​ ​‌​ ​‌​ ​ ‌‍​‌​ ​​​ ​ ​‍ ‌​ ​‌​ ‌​​ ‌‌‌‍​ ​‍ ‌​ ‌​‌‍​‍​ ‌‌​ ‌ ​‍ ‌‌‍​‍​ ​​​ ‌‍‌‍​ ​‍ ‌​ ​​​ ‌ ​ ‌‌​ ​​​ ‍‌​ ​ ​ ​‍‌‍‌‍​ ​​​ ‍‌​ ​‌‌‍​‌​‍‌‍‌ ‌​‌ ‍‌‌ ​​‌‍‌‌​ ‌‌‍​‌‌ ​‍‌ ‌​‌‍‍‌‌‍​ ‌‍ ​‌‍‌‌​‍‌‍‌ ​​‌‍​‌‌ ‌​‌‍‍​​ ‌‌‍​ ‌‍ ‌‍ ‍‌ ‌​‌‍‌‌‌‍ ‍‌ ‌​​‍‌‌​ ‌‌‌​​‍‌‌ ‌‍‍ ‌‍‌‌‌ ‍‌​‍‌‌​ ​ ‌​‌​​‍‌‌​ ​ ‌​‌​​‍‌‌​ ​‍​ ​‍‌‍‌​​ ​‌​ ​ ​ ​ ‌‍​‌​ ​‌‌‍​‌‌‍​‍​ ​‍​ ​ ‌‍‌‌‌‍‌​​‍‌‌​ ​‍​ ​‍​‍‌‌​ ‌‌‌​‌​​‍ ‍‌‍​ ‌‍‍​‌‍‍‌‌‍ ​‌‍‌​‌ ​‍‌‍‌‌‌‍ ‍​‍‌‌​ ‌‌‌​​‍‌‌ ‌‍‍ ‌‍‌‌‌ ‍‌​‍‌‌​ ​ ‌​‌​​‍‌‌​ ​ ‌​‌​​‍‌‌​ ​‍​ ​‍‌‍‌​​ ​‌​ ​ ​ ​ ‌‍​‌​ ​‌‌‍​‌‌‍​‍​ ​‍​ ​ ‌‍‌‌‌‍‌​​ ​​​‍‌‌​ ​‍​ ​‍​‍‌‌​ ‌‌‌​‌​​‍ ‍‌ ‌​‌‍‌‌‌ ‍​‌ ‌​​‍‌‍‌ ​​‌‍‌‌‌ ​‍‌ ​ ‌ ​​‌‍‌‌‌‍​ ‌ ‌​‌‍‍‌‌ ‌‍‌‍‌‌​ ‌‌ ​​‌ ‌‌‌‍​‍‌‍ ​‌‍‍‌‌ ​ ‌‍‍​‌‍‌‌‌‍‌​​‍​‍‌ ‌: ​​​​‌ ‍ ​‍​‍‌‍ ‌ ​‍‌‍‍‌‌‍‌ ‌‍‍‌‌‍ ‍​‍​‍​ ‍‍​‍​‍‌ ​ ‌‍​‌‌‍ ‍‌‍‍‌‌ ‌​‌ ‍‌​‍ ‍‌‍‍‌‌‍ ​‍​‍​‍ ​​‍​‍‌‍‍​‌ ​‍‌‍‌‌‌‍‌‍​‍​‍​ ‍‍​‍​‍‌‍‍​‌ ‌​‌ ‌​‌ ​​‌ ​ ​ ‍‍​‍ ​‍ ‌‍​ ‌‍ ‌‌ ​ ​‍ ‍‌‍ ‌‌‍​‌‌‍‍‌‌‍ ‍​‍ ‍​ ​‍​ ​​​ ​‍​ ‌​‌ ​‍‌‍‌‌‌‍‌​‌‍‌‌‌ ​ ‌‍‍‌‌‍‌ ‌‍ ‍​‍ ‍‌ ​‍‌‍‍‌‌ ‌‍‌‍‌‌‌ ​‍‌‍‍ ‌‍‌‌‌‍‌‌‌ ​​‌‍‌‌‌ ​‍​‍ ‍‌‍ ‌ ​‍‌‍‌ ​‍ ‌‍‍‌‌‍ ‍‌ ‌​‌‍‌‌‌‍ ‍‌ ‌​​‍ ‌‍‌‌‌‍‌​‌‍‍‌‌ ‌​​‍ ‌‍ ‌‌‍ ‌‍‌​‌‍‌‌​ ‌‌ ​​‌ ​‍‌‍‌‌‌ ​ ‌‍‌‌‌‍ ‍‌ ‌​‌‍​‌‌ ‌​‌‍‍‌‌‍ ‌‍ ‍​ ‍ ‌‍‍‌‌‍‌​​ ‌​ ‌ ​ ​‌​ ​‌​ ​‌​ ​ ‌‍​‌​ ​​​ ​ ​‍ ‌​ ​‌​ ‌​​ ‌‌‌‍​ ​‍ ‌​ ‌​‌‍​‍​ ‌‌​ ‌ ​‍ ‌‌‍​‍​ ​​​ ‌‍‌‍​ ​‍ ‌​ ​​​ ‌ ​ ‌‌​ ​​​ ‍‌​ ​ ​ ​‍‌‍‌‍​ ​​​ ‍‌​ ​‌‌‍​‌​ ‍ ‌ ‌​‌ ‍‌‌ ​​‌‍‌‌​ ‌‌‍​‌‌ ​‍‌ ‌​‌‍‍‌‌‍​ ‌‍ ​‌‍‌‌​ ‍ ‌ ​​‌‍​‌‌ ‌​‌‍‍​​ ‌‌‍​ ‌‍ ‌‍ ‍‌ ‌​‌‍‌‌‌‍ ‍‌ ‌​​‍‌‌​ ‌‌‌​​‍‌‌ ‌‍‍ ‌‍‌‌‌ ‍‌​‍‌‌​ ​ ‌​‌​​‍‌‌​ ​ ‌​‌​​‍‌‌​ ​‍​ ​‍‌‍‌​​ ​‌​ ​ ​ ​ ‌‍​‌​ ​‌‌‍​‌‌‍​‍​ ​‍​ ​ ‌‍‌‌‌‍‌​​‍‌‌​ ​‍​ ​‍​‍‌‌​ ‌‌‌​‌​​‍ ‍‌‍​ ‌‍‍​‌‍‍‌‌‍ ​‌‍‌​‌ ​‍‌‍‌‌‌‍ ‍​‍‌‌​ ‌‌‌​​‍‌‌ ‌‍‍ ‌‍‌‌‌ ‍‌​‍‌‌​ ​ ‌​‌​​‍‌‌​ ​ ‌​‌​​‍‌‌​ ​‍​ ​‍‌‍‌​​ ​‌​ ​ ​ ​ ‌‍​‌​ ​‌‌‍​‌‌‍​‍​ ​‍​ ​ ‌‍‌‌‌‍‌​​ ​‌​‍‌‌​ ​‍​ ​‍​‍‌‌​ ‌‌‌​‌​​‍ ‍‌ ‌​‌‍‌‌‌ ‍​‌ ‌​​ ‌‍​‍‌‍​‌‌ ​ ‌‍‌‌‌‌‌‌‌ ​‍‌‍ ​​ ‌‌‍‍​‌ ‌​‌ ‌​‌ ​​‌ ​ ​‍‌‌​ ​ ‌​​‌​‍‌‌​ ​‍‌​‌‍​‍‌‌​ ​‍‌​‌‍‌‍​ ‌‍ ‌‌ ​ ​‍ ‍‌‍ ‌‌‍​‌‌‍‍‌‌‍ ‍​‍ ‍​ ​‍​ ​​​ ​‍​ ‌​‌ ​‍‌‍‌‌‌‍‌​‌‍‌‌‌ ​ ‌‍‍‌‌‍‌ ‌‍ ‍​‍ ‍‌ ​‍‌‍‍‌‌ ‌‍‌‍‌‌‌ ​‍‌‍‍ ‌‍‌‌‌‍‌‌‌ ​​‌‍‌‌‌ ​‍​‍ ‍‌‍ ‌ ​‍‌‍‌ ​‍‌‍‌‍‍‌‌‍‌​​ ‌​ ‌ ​ ​‌​ ​‌​ ​‌​ ​ ‌‍​‌​ ​​​ ​ ​‍ ‌​ ​‌​ ‌​​ ‌‌‌‍​ ​‍ ‌​ ‌​‌‍​‍​ ‌‌​ ‌ ​‍ ‌‌‍​‍​ ​​​ ‌‍‌‍​ ​‍ ‌​ ​​​ ‌ ​ ‌‌​ ​​​ ‍‌​ ​ ​ ​‍‌‍‌‍​ ​​​ ‍‌​ ​‌‌‍​‌​‍‌‍‌ ‌​‌ ‍‌‌ ​​‌‍‌‌​ ‌‌‍​‌‌ ​‍‌ ‌​‌‍‍‌‌‍​ ‌‍ ​‌‍‌‌​‍‌‍‌ ​​‌‍​‌‌ ‌​‌‍‍​​ ‌‌‍​ ‌‍ ‌‍ ‍‌ ‌​‌‍‌‌‌‍ ‍‌ ‌​​‍‌‌​ ‌‌‌​​‍‌‌ ‌‍‍ ‌‍‌‌‌ ‍‌​‍‌‌​ ​ ‌​‌​​‍‌‌​ ​ ‌​‌​​‍‌‌​ ​‍​ ​‍‌‍‌​​ ​‌​ ​ ​ ​ ‌‍​‌​ ​‌‌‍​‌‌‍​‍​ ​‍​ ​ ‌‍‌‌‌‍‌​​‍‌‌​ ​‍​ ​‍​‍‌‌​ ‌‌‌​‌​​‍ ‍‌‍​ ‌‍‍​‌‍‍‌‌‍ ​‌‍‌​‌ ​‍‌‍‌‌‌‍ ‍​‍‌‌​ ‌‌‌​​‍‌‌ ‌‍‍ ‌‍‌‌‌ ‍‌​‍‌‌​ ​ ‌​‌​​‍‌‌​ ​ ‌​‌​​‍‌‌​ ​‍​ ​‍‌‍‌​​ ​‌​ ​ ​ ​ ‌‍​‌​ ​‌‌‍​‌‌‍​‍​ ​‍​ ​ ‌‍‌‌‌‍‌​​ ​‌​‍‌‌​ ​‍​ ​‍​‍‌‌​ ‌‌‌​‌​​‍ ‍‌ ‌​‌‍‌‌‌ ‍​‌ ‌​​‍‌‍‌ ​​‌‍‌‌‌ ​‍‌ ​ ‌ ​​‌‍‌‌‌‍​ ‌ ‌​‌‍‍‌‌ ‌‍‌‍‌‌​ ‌‌ ​​‌ ‌‌‌‍​‍‌‍ ​‌‍‍‌‌ ​ ‌‍‍​‌‍‌‌‌‍‌​​‍​‍‌ ‌ Ashokan Embalse:
Pare el lodo​​​​‌ ‍ ​‍​‍‌‍ ‌ ​‍‌‍‍‌‌‍‌ ‌‍‍‌‌‍ ‍​‍​‍​ ‍‍​‍​‍‌ ​ ‌‍​‌‌‍ ‍‌‍‍‌‌ ‌​‌ ‍‌​‍ ‍‌‍‍‌‌‍ ​‍​‍​‍ ​​‍​‍‌‍‍​‌ ​‍‌‍‌‌‌‍‌‍​‍​‍​ ‍‍​‍​‍‌‍‍​‌ ‌​‌ ‌​‌ ​​‌ ​ ​ ‍‍​‍ ​‍ ‌‍​ ‌‍ ‌‌ ​ ​‍ ‍‌‍ ‌‌‍​‌‌‍‍‌‌‍ ‍​‍ ‍​ ​‍​ ​​​ ​‍​ ‌​‌ ​‍‌‍‌‌‌‍‌​‌‍‌‌‌ ​ ‌‍‍‌‌‍‌ ‌‍ ‍​‍ ‍‌ ​‍‌‍‍‌‌ ‌‍‌‍‌‌‌ ​‍‌‍‍ ‌‍‌‌‌‍‌‌‌ ​​‌‍‌‌‌ ​‍​‍ ‍‌‍ ‌ ​‍‌‍‌ ​‍ ‌‍‍‌‌‍ ‍‌ ‌​‌‍‌‌‌‍ ‍‌ ‌​​‍ ‌‍‌‌‌‍‌​‌‍‍‌‌ ‌​​‍ ‌‍ ‌‌‍ ‌‍‌​‌‍‌‌​ ‌‌ ​​‌ ​‍‌‍‌‌‌ ​ ‌‍‌‌‌‍ ‍‌ ‌​‌‍​‌‌ ‌​‌‍‍‌‌‍ ‌‍ ‍​ ‍ ‌‍‍‌‌‍‌​​ ‌​ ‌ ​ ​‌​ ​‌​ ​‌​ ​ ‌‍​‌​ ​​​ ​ ​‍ ‌​ ​‌​ ‌​​ ‌‌‌‍​ ​‍ ‌​ ‌​‌‍​‍​ ‌‌​ ‌ ​‍ ‌‌‍​‍​ ​​​ ‌‍‌‍​ ​‍ ‌​ ​​​ ‌ ​ ‌‌​ ​​​ ‍‌​ ​ ​ ​‍‌‍‌‍​ ​​​ ‍‌​ ​‌‌‍​‌​ ‍ ‌ ‌​‌ ‍‌‌ ​​‌‍‌‌​ ‌‌‍​‌‌ ​‍‌ ‌​‌‍‍‌‌‍​ ‌‍ ​‌‍‌‌​ ‍ ‌ ​​‌‍​‌‌ ‌​‌‍‍​​ ‌‌‍​ ‌‍ ‌‍ ‍‌ ‌​‌‍‌‌‌‍ ‍‌ ‌​​‍‌‌​ ‌‌‌​​‍‌‌ ‌‍‍ ‌‍‌‌‌ ‍‌​‍‌‌​ ​ ‌​‌​​‍‌‌​ ​ ‌​‌​​‍‌‌​ ​‍​ ​‍‌‍‌​​ ​‌​ ​ ​ ​ ‌‍​‌​ ​‌‌‍​‌‌‍​‍​ ​‍​ ​ ‌‍‌‌‌‍‌​​‍‌‌​ ​‍​ ​‍​‍‌‌​ ‌‌‌​‌​​‍ ‍‌‍​ ‌‍‍​‌‍‍‌‌‍ ​‌‍‌​‌ ​‍‌‍‌‌‌‍ ‍​‍‌‌​ ‌‌‌​​‍‌‌ ‌‍‍ ‌‍‌‌‌ ‍‌​‍‌‌​ ​ ‌​‌​​‍‌‌​ ​ ‌​‌​​‍‌‌​ ​‍​ ​‍‌‍‌​​ ​‌​ ​ ​ ​ ‌‍​‌​ ​‌‌‍​‌‌‍​‍​ ​‍​ ​ ‌‍‌‌‌‍‌​​ ​‍​‍‌‌​ ​‍​ ​‍​‍‌‌​ ‌‌‌​‌​​‍ ‍‌ ‌​‌‍‌‌‌ ‍​‌ ‌​​ ‌‍​‍‌‍​‌‌ ​ ‌‍‌‌‌‌‌‌‌ ​‍‌‍ ​​ ‌‌‍‍​‌ ‌​‌ ‌​‌ ​​‌ ​ ​‍‌‌​ ​ ‌​​‌​‍‌‌​ ​‍‌​‌‍​‍‌‌​ ​‍‌​‌‍‌‍​ ‌‍ ‌‌ ​ ​‍ ‍‌‍ ‌‌‍​‌‌‍‍‌‌‍ ‍​‍ ‍​ ​‍​ ​​​ ​‍​ ‌​‌ ​‍‌‍‌‌‌‍‌​‌‍‌‌‌ ​ ‌‍‍‌‌‍‌ ‌‍ ‍​‍ ‍‌ ​‍‌‍‍‌‌ ‌‍‌‍‌‌‌ ​‍‌‍‍ ‌‍‌‌‌‍‌‌‌ ​​‌‍‌‌‌ ​‍​‍ ‍‌‍ ‌ ​‍‌‍‌ ​‍‌‍‌‍‍‌‌‍‌​​ ‌​ ‌ ​ ​‌​ ​‌​ ​‌​ ​ ‌‍​‌​ ​​​ ​ ​‍ ‌​ ​‌​ ‌​​ ‌‌‌‍​ ​‍ ‌​ ‌​‌‍​‍​ ‌‌​ ‌ ​‍ ‌‌‍​‍​ ​​​ ‌‍‌‍​ ​‍ ‌​ ​​​ ‌ ​ ‌‌​ ​​​ ‍‌​ ​ ​ ​‍‌‍‌‍​ ​​​ ‍‌​ ​‌‌‍​‌​‍‌‍‌ ‌​‌ ‍‌‌ ​​‌‍‌‌​ ‌‌‍​‌‌ ​‍‌ ‌​‌‍‍‌‌‍​ ‌‍ ​‌‍‌‌​‍‌‍‌ ​​‌‍​‌‌ ‌​‌‍‍​​ ‌‌‍​ ‌‍ ‌‍ ‍‌ ‌​‌‍‌‌‌‍ ‍‌ ‌​​‍‌‌​ ‌‌‌​​‍‌‌ ‌‍‍ ‌‍‌‌‌ ‍‌​‍‌‌​ ​ ‌​‌​​‍‌‌​ ​ ‌​‌​​‍‌‌​ ​‍​ ​‍‌‍‌​​ ​‌​ ​ ​ ​ ‌‍​‌​ ​‌‌‍​‌‌‍​‍​ ​‍​ ​ ‌‍‌‌‌‍‌​​‍‌‌​ ​‍​ ​‍​‍‌‌​ ‌‌‌​‌​​‍ ‍‌‍​ ‌‍‍​‌‍‍‌‌‍ ​‌‍‌​‌ ​‍‌‍‌‌‌‍ ‍​‍‌‌​ ‌‌‌​​‍‌‌ ‌‍‍ ‌‍‌‌‌ ‍‌​‍‌‌​ ​ ‌​‌​​‍‌‌​ ​ ‌​‌​​‍‌‌​ ​‍​ ​‍‌‍‌​​ ​‌​ ​ ​ ​ ‌‍​‌​ ​‌‌‍​‌‌‍​‍​ ​‍​ ​ ‌‍‌‌‌‍‌​​ ​‍​‍‌‌​ ​‍​ ​‍​‍‌‌​ ‌‌‌​‌​​‍ ‍‌ ‌​‌‍‌‌‌ ‍​‌ ‌​​‍‌‍‌ ​​‌‍‌‌‌ ​‍‌ ​ ‌ ​​‌‍‌‌‌‍​ ‌ ‌​‌‍‍‌‌ ‌‍‌‍‌‌​ ‌‌ ​​‌ ‌‌‌‍​‍‌‍ ​‌‍‍‌‌ ​ ‌‍‍​‌‍‌‌‌‍‌​​‍​‍‌ ‌
La Voz con Mariel Fiori, 27 de abril de
2021 - Sebastian Pillitteri, Riverkeeper​​​​‌ ‍ ​‍​‍‌‍ ‌ ​‍‌‍‍‌‌‍‌ ‌‍‍‌‌‍ ‍​‍​‍​ ‍‍​‍​‍‌ ​ ‌‍​‌‌‍ ‍‌‍‍‌‌ ‌​‌ ‍‌​‍ ‍‌‍‍‌‌‍ ​‍​‍​‍ ​​‍​‍‌‍‍​‌ ​‍‌‍‌‌‌‍‌‍​‍​‍​ ‍‍​‍​‍‌‍‍​‌ ‌​‌ ‌​‌ ​​‌ ​ ​ ‍‍​‍ ​‍ ‌‍​ ‌‍ ‌‌ ​ ​‍ ‍‌‍ ‌‌‍​‌‌‍‍‌‌‍ ‍​‍ ‍​ ​‍​ ​​​ ​‍​ ‌​‌ ​‍‌‍‌‌‌‍‌​‌‍‌‌‌ ​ ‌‍‍‌‌‍‌ ‌‍ ‍​‍ ‍‌ ​‍‌‍‍‌‌ ‌‍‌‍‌‌‌ ​‍‌‍‍ ‌‍‌‌‌‍‌‌‌ ​​‌‍‌‌‌ ​‍​‍ ‍‌‍ ‌ ​‍‌‍‌ ​‍ ‌‍‍‌‌‍ ‍‌ ‌​‌‍‌‌‌‍ ‍‌ ‌​​‍ ‌‍‌‌‌‍‌​‌‍‍‌‌ ‌​​‍ ‌‍ ‌‌‍ ‌‍‌​‌‍‌‌​ ‌‌ ​​‌ ​‍‌‍‌‌‌ ​ ‌‍‌‌‌‍ ‍‌ ‌​‌‍​‌‌ ‌​‌‍‍‌‌‍ ‌‍ ‍​ ‍ ‌‍‍‌‌‍‌​​ ‌​ ‌ ​ ​‌​ ​‌​ ​‌​ ​ ‌‍​‌​ ​​​ ​ ​‍ ‌​ ​‌​ ‌​​ ‌‌‌‍​ ​‍ ‌​ ‌​‌‍​‍​ ‌‌​ ‌ ​‍ ‌‌‍​‍​ ​​​ ‌‍‌‍​ ​‍ ‌​ ​​​ ‌ ​ ‌‌​ ​​​ ‍‌​ ​ ​ ​‍‌‍‌‍​ ​​​ ‍‌​ ​‌‌‍​‌​ ‍ ‌ ‌​‌ ‍‌‌ ​​‌‍‌‌​ ‌‌‍​‌‌ ​‍‌ ‌​‌‍‍‌‌‍​ ‌‍ ​‌‍‌‌​ ‍ ‌ ​​‌‍​‌‌ ‌​‌‍‍​​ ‌‌‍​ ‌‍ ‌‍ ‍‌ ‌​‌‍‌‌‌‍ ‍‌ ‌​​‍‌‌​ ‌‌‌​​‍‌‌ ‌‍‍ ‌‍‌‌‌ ‍‌​‍‌‌​ ​ ‌​‌​​‍‌‌​ ​ ‌​‌​​‍‌‌​ ​‍​ ​‍​ ‌‍‌‍‌‌​ ‌‍‌‍​‍​ ​‍‌‍‌​‌‍‌​‌‍‌​​ ‍‌‌‍​‍​ ​​​ ‌ ​‍‌‌​ ​‍​ ​‍​‍‌‌​ ‌‌‌​‌​​‍ ‍‌‍​ ‌‍‍​‌‍‍‌‌‍ ​‌‍‌​‌ ​‍‌‍‌‌‌‍ ‍​‍‌‌​ ‌‌‌​​‍‌‌ ‌‍‍ ‌‍‌‌‌ ‍‌​‍‌‌​ ​ ‌​‌​​‍‌‌​ ​ ‌​‌​​‍‌‌​ ​‍​ ​‍​ ‌‍‌‍‌‌​ ‌‍‌‍​‍​ ​‍‌‍‌​‌‍‌​‌‍‌​​ ‍‌‌‍​‍​ ​​​ ‌ ​ ​​​‍‌‌​ ​‍​ ​‍​‍‌‌​ ‌‌‌​‌​​‍ ‍‌ ‌​‌‍‌‌‌ ‍​‌ ‌​​ ‌‍​‍‌‍​‌‌ ​ ‌‍‌‌‌‌‌‌‌ ​‍‌‍ ​​ ‌‌‍‍​‌ ‌​‌ ‌​‌ ​​‌ ​ ​‍‌‌​ ​ ‌​​‌​‍‌‌​ ​‍‌​‌‍​‍‌‌​ ​‍‌​‌‍‌‍​ ‌‍ ‌‌ ​ ​‍ ‍‌‍ ‌‌‍​‌‌‍‍‌‌‍ ‍​‍ ‍​ ​‍​ ​​​ ​‍​ ‌​‌ ​‍‌‍‌‌‌‍‌​‌‍‌‌‌ ​ ‌‍‍‌‌‍‌ ‌‍ ‍​‍ ‍‌ ​‍‌‍‍‌‌ ‌‍‌‍‌‌‌ ​‍‌‍‍ ‌‍‌‌‌‍‌‌‌ ​​‌‍‌‌‌ ​‍​‍ ‍‌‍ ‌ ​‍‌‍‌ ​‍‌‍‌‍‍‌‌‍‌​​ ‌​ ‌ ​ ​‌​ ​‌​ ​‌​ ​ ‌‍​‌​ ​​​ ​ ​‍ ‌​ ​‌​ ‌​​ ‌‌‌‍​ ​‍ ‌​ ‌​‌‍​‍​ ‌‌​ ‌ ​‍ ‌‌‍​‍​ ​​​ ‌‍‌‍​ ​‍ ‌​ ​​​ ‌ ​ ‌‌​ ​​​ ‍‌​ ​ ​ ​‍‌‍‌‍​ ​​​ ‍‌​ ​‌‌‍​‌​‍‌‍‌ ‌​‌ ‍‌‌ ​​‌‍‌‌​ ‌‌‍​‌‌ ​‍‌ ‌​‌‍‍‌‌‍​ ‌‍ ​‌‍‌‌​‍‌‍‌ ​​‌‍​‌‌ ‌​‌‍‍​​ ‌‌‍​ ‌‍ ‌‍ ‍‌ ‌​‌‍‌‌‌‍ ‍‌ ‌​​‍‌‌​ ‌‌‌​​‍‌‌ ‌‍‍ ‌‍‌‌‌ ‍‌​‍‌‌​ ​ ‌​‌​​‍‌‌​ ​ ‌​‌​​‍‌‌​ ​‍​ ​‍​ ‌‍‌‍‌‌​ ‌‍‌‍​‍​ ​‍‌‍‌​‌‍‌​‌‍‌​​ ‍‌‌‍​‍​ ​​​ ‌ ​‍‌‌​ ​‍​ ​‍​‍‌‌​ ‌‌‌​‌​​‍ ‍‌‍​ ‌‍‍​‌‍‍‌‌‍ ​‌‍‌​‌ ​‍‌‍‌‌‌‍ ‍​‍‌‌​ ‌‌‌​​‍‌‌ ‌‍‍ ‌‍‌‌‌ ‍‌​‍‌‌​ ​ ‌​‌​​‍‌‌​ ​ ‌​‌​​‍‌‌​ ​‍​ ​‍​ ‌‍‌‍‌‌​ ‌‍‌‍​‍​ ​‍‌‍‌​‌‍‌​‌‍‌​​ ‍‌‌‍​‍​ ​​​ ‌ ​ ​​​‍‌‌​ ​‍​ ​‍​‍‌‌​ ‌‌‌​‌​​‍ ‍‌ ‌​‌‍‌‌‌ ‍​‌ ‌​​‍‌‍‌ ​​‌‍‌‌‌ ​‍‌ ​ ‌ ​​‌‍‌‌‌‍​ ‌ ‌​‌‍‍‌‌ ‌‍‌‍‌‌​ ‌‌ ​​‌ ‌‌‌‍​‍‌‍ ​‌‍‍‌‌ ​ ‌‍‍​‌‍‌‌‌‍‌​​‍​‍‌ ‌
Related campaigns